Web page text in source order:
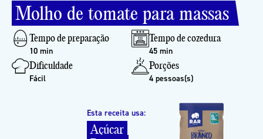
Molho de tomate paramassas
Tempo de preparação
10 min
Tempo de cozedura
45 min
Dificuldade
Fácil
Porções
4 pessoas(s)
Esta receita usa:
Açúcar